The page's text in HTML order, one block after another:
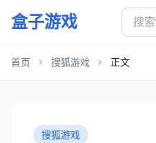
盒子游戏
首页 搜狐游戏 正文
搜狐游戏